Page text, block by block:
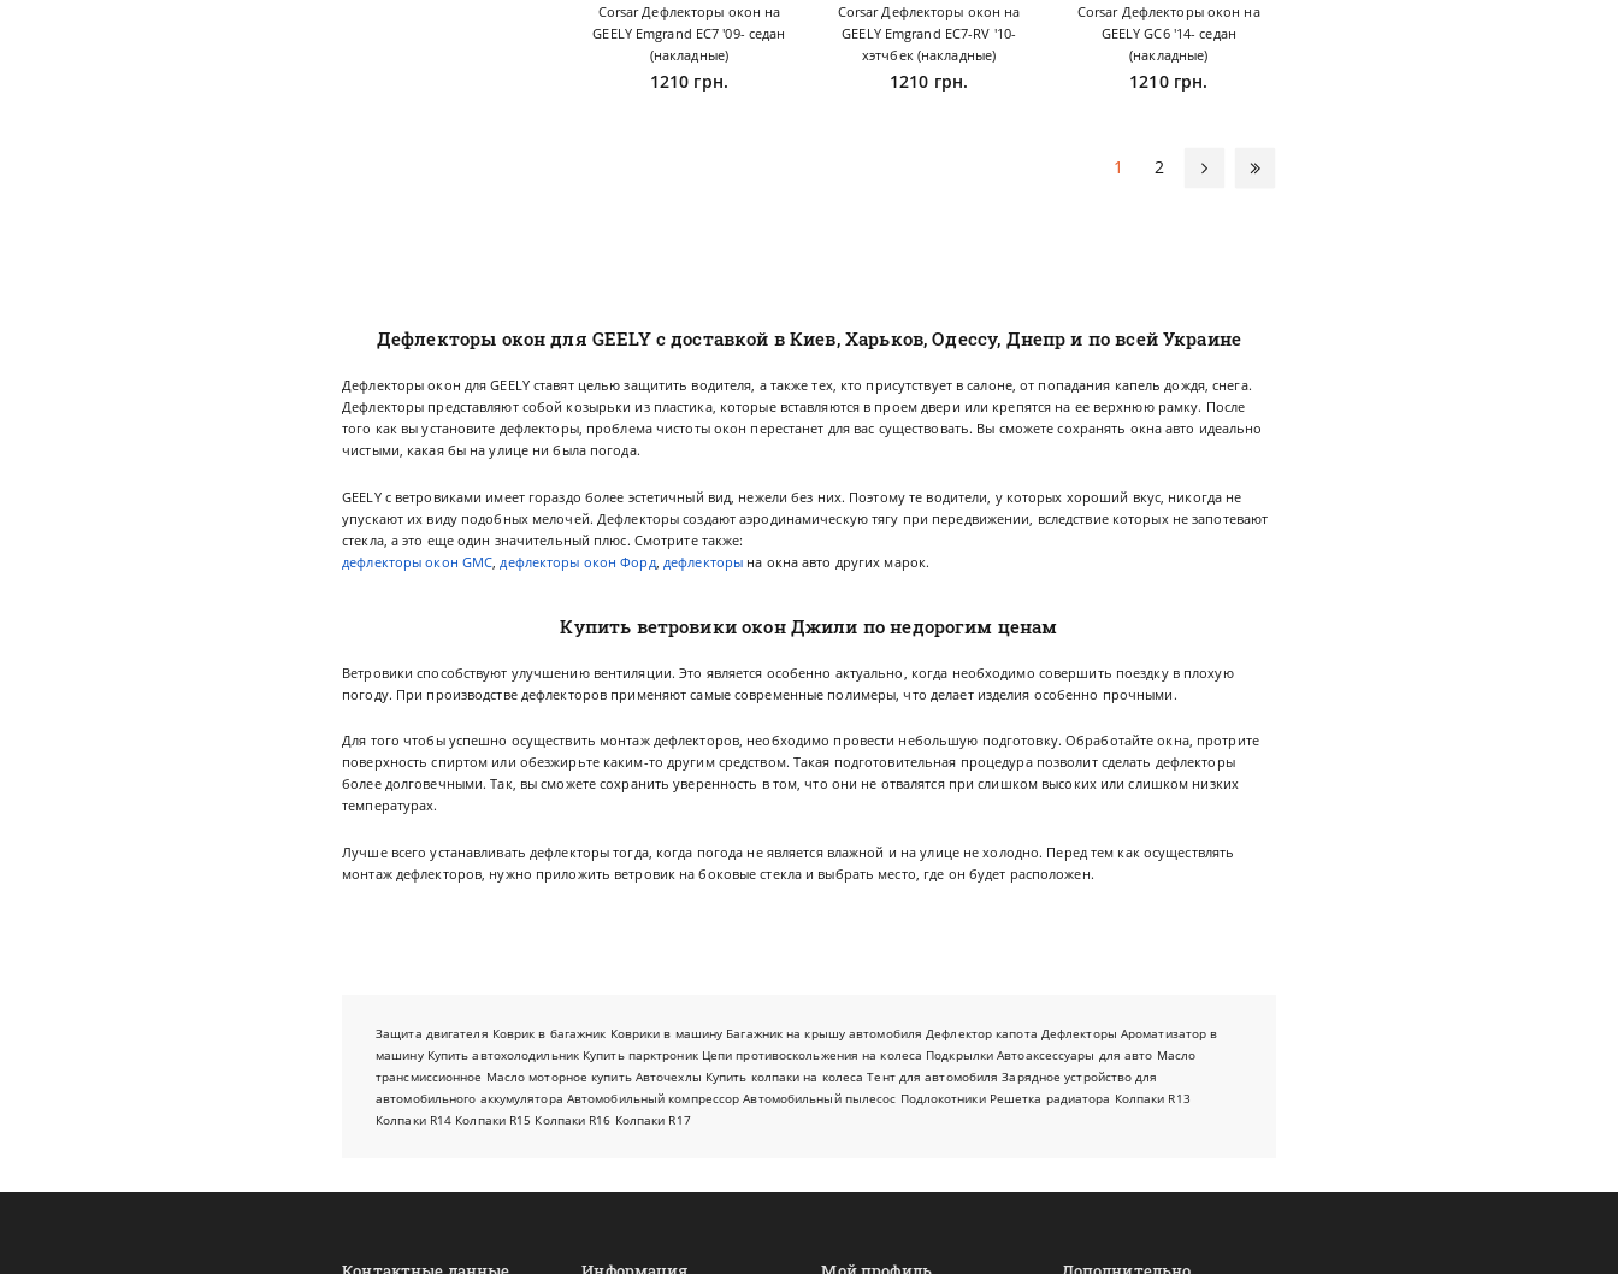
Corsar Дефлекторы окон на
GEELY Emgrand EC7 '09- седан
(накладные)
1210 грн.
Corsar Дефлекторы окон на
GEELY Emgrand EC7-RV '10-
хэтчбек (накладные)
1210 грн.
Corsar Дефлекторы окон на
GEELY GC6 '14- седан
(накладные)
1210 грн.
1 2
Дефлекторы окон для GEELY с доставкой в Киев, Харьков, Одессу, Днепр и по всей Украине
Дефлекторы окон для GEELY ставят целью защитить водителя, а также тех, кто присутствует в салоне, от попадания капель дождя, снега.
Дефлекторы представляют собой козырьки из пластика, которые вставляются в проем двери или крепятся на ее верхнюю рамку. После
того как вы установите дефлекторы, проблема чистоты окон перестанет для вас существовать. Вы сможете сохранять окна авто идеально
чистыми, какая бы на улице ни была погода.
GEELY с ветровиками имеет гораздо более эстетичный вид, нежели без них. Поэтому те водители, у которых хороший вкус, никогда не
упускают их виду подобных мелочей. Дефлекторы создают аэродинамическую тягу при передвижении, вследствие которых не запотевают
стекла, а это еще один значительный плюс. Смотрите также:
дефлекторы окон GMC дефлекторы окон Форд, дефлекторы на окна авто других марок.
Купить ветровики окон Джили по недорогим ценам
Ветровики способствуют улучшению вентиляции. Это является особенно актуально, когда необходимо совершить поездку в плохую
погоду. При производстве дефлекторов применяют самые современные полимеры, что делает изделия особенно прочными.
Для того чтобы успешно осуществить монтаж дефлекторов, необходимо провести небольшую подготовку. Обработайте окна, протрите
поверхность спиртом или обезжирьте каким-то другим средством. Такая подготовительная процедура позволит сделать дефлекторы
более долговечными. Так, вы сможете сохранить уверенность в том, что они не отвалятся при слишком высоких или слишком низких
температурах.
Лучше всего устанавливать дефлекторы тогда, когда погода не является влажной и на улице не холодно. Перед тем как осуществлять
монтаж дефлекторов, нужно приложить ветровик на боковые стекла и выбрать место, где он будет расположен.
Защита двигателя Коврик в багажник Коврики в машину Багажник на крышу автомобиля Дефлектор капота Дефлекторы Ароматизатор в
машину Купить автохолодильник Купить парктроник Цепи противоскольжения на колеса Подкрылки Автоаксессуары для авто Масло
трансмиссионное Масло моторное купить Авточехлы Купить колпаки на колеса Тент для автомобиля Зарядное устройство для
автомобильного аккумулятора Автомобильный компрессор Автомобильный пылесос Подлокотники Решетка радиатора Колпаки R13
Колпаки R14 Колпаки R15 Колпаки R16 Колпаки R17